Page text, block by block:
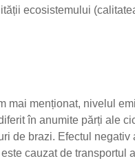
ecosistemului
mai menționat, nivelul
în anumite părți ale
de brazi. Efectul negativ
cauzat de transportul